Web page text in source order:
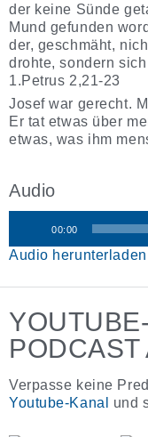
der keine Sünde
Mund gefunden
der, geschmäht,
drohte, sondern
1.Petrus 2,21-23
Josef war gerecht.
Er tat etwas über
etwas, was ihm
Audio
Audio-
00:00
Audio herunterladen
Verpasse keine
Youtube-Kanal
und